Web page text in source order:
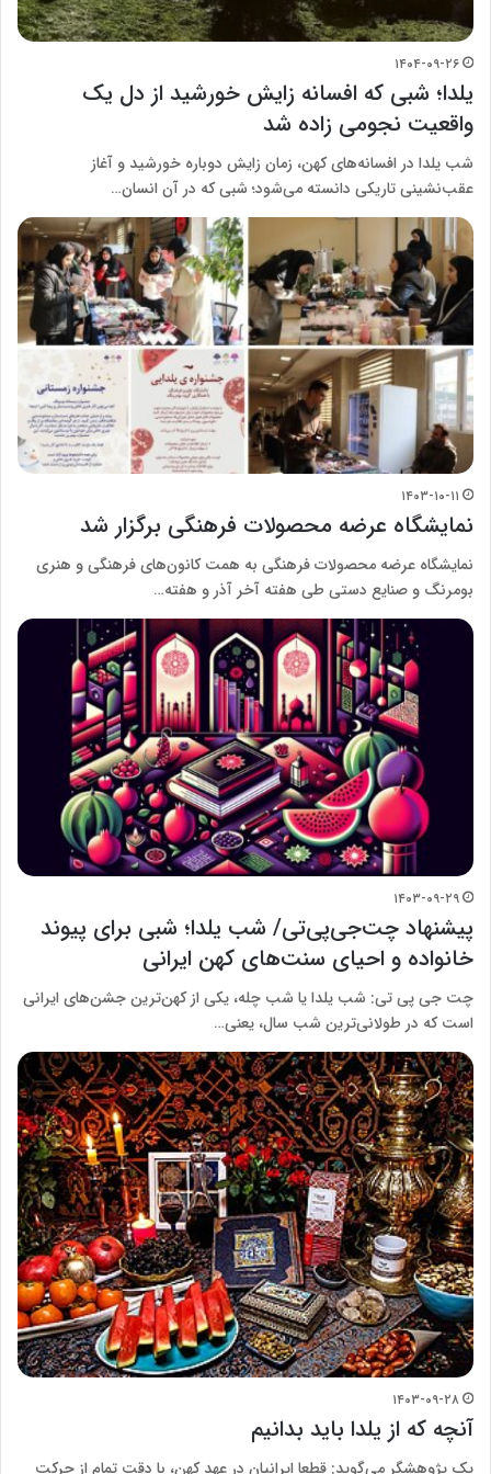
۱۴۰۴-۰۹-۲۶
یلدا؛ شبی که افسانه زایش خورشید از دل یک
واقعیت نجومی زاده شد
شب یلدا در افسانه‌های کهن، زمان زایش دوباره خورشید و آغاز
عقب‌نشینی تاریکی دانسته می‌شود؛ شبی که در آن انسان…
۱۴۰۳-۱۰-۱۱
نمایشگاه عرضه محصولات فرهنگی برگزار شد
نمایشگاه عرضه محصولات فرهنگی به همت کانون‌های فرهنگی و هنری
بومرنگ و صنایع دستی طی هفته آخر آذر و هفته…
۱۴۰۳-۰۹-۲۹
پیشنهاد چت‌جی‌پی‌تی/ شب یلدا؛ شبی برای پیوند
خانواده و احیای سنت‌های کهن ایرانی
چت‌ جی پی تی: شب یلدا یا شب چله، یکی از کهن‌ترین جشن‌های ایرانی
است که در طولانی‌ترین شب سال، یعنی…
۱۴۰۳-۰۹-۲۸
آنچه که از یلدا باید بدانیم
یک پژوهشگر می‌گوید: قطعا ایرانیان در عهد کهن، با دقت تمام از حرکت